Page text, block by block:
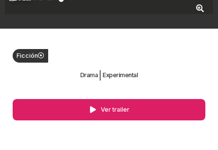
Ficción
Drama Experimental
Ver trailer